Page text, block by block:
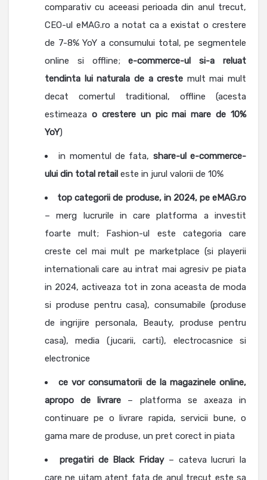
comparativ cu aceeasi perioada din anul trecut,
CEO-ul eMAG.ro a notat ca a existat o crestere
de 7-8% YoY a consumului total, pe segmentele
online si offline;e-commerce-ul si-a reluat
tendinta lui naturala de a creste mult mai mult
decat comertul traditional, offline (acesta
estimeaza o crestere un pic mai mare de 10%
YoY)
in momentul de fata, share-ul e-commerce-
ului din total retail este in jurul valorii de 10%
top categorii de produse, in 2024, pe eMAG.ro
– merg lucrurile in care platforma a investit
foarte mult; Fashion-ul este categoria care
creste cel mai mult pe marketplace (si playerii
internationali care au intrat mai agresiv pe piata
in 2024, activeaza tot in zona aceasta de moda
si produse pentru casa), consumabile (produse
de ingrijire personala, Beauty, produse pentru
casa), media (jucarii, carti), electrocasnice si
electronice
ce vor consumatorii de la magazinele online,
apropo de livrare – platforma se axeaza in
continuare pe o livrare rapida, servicii bune, o
gama mare de produse, un pret corect in piata
pregatiri de Black Friday– cateva lucruri la
care ne uitam atent fata de anul trecut este sa